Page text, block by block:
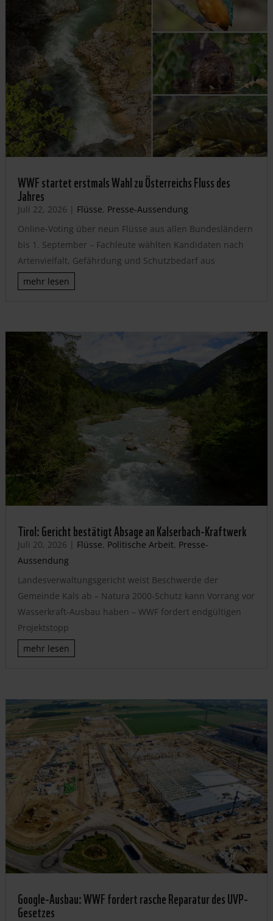
WWF startet erstmals Wahl zu Österreichs Fluss des
Jahres
Juli 22, 2026 | Flüsse, Presse-Aussendung
Online-Voting über neun Flüsse aus allen Bundesländern
bis 1. September – Fachleute wählten Kandidaten nach
Artenvielfalt, Gefährdung und Schutzbedarf aus
mehr lesen
Tirol: Gericht bestätigt Absage an Kalserbach-Kraftwerk
Juli 20, 2026 | Flüsse, Politische Arbeit, Presse-
Aussendung
Landesverwaltungsgericht weist Beschwerde der
Gemeinde Kals ab – Natura 2000-Schutz kann Vorrang vor
Wasserkraft-Ausbau haben – WWF fordert endgültigen
Projektstopp
mehr lesen
Google-Ausbau: WWF fordert rasche Reparatur des UVP-
Gesetzes